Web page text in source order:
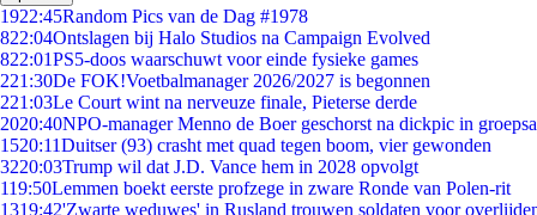
1922:45Random Pics van de Dag #1978
822:04Ontslagen bij Halo Studios na Campaign Evolved
822:01PS5-doos waarschuwt voor einde fysieke games
221:30De FOK!Voetbalmanager 2026/2027 is begonnen
221:03Le Court wint na nerveuze finale, Pieterse derde
2020:40NPO-manager Menno de Boer geschorst na dickpic in
1520:11Duitser (93) crasht met quad tegen boom, vier gewonden
3220:03Trump wil dat J.D. Vance hem in 2028 opvolgt
119:50Lemmen boekt eerste profzege in zware Ronde van Polen-rit
1319:42'Zwarte weduwes' in Rusland trouwen soldaten voor